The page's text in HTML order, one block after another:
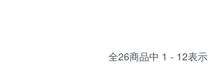
全26商品中 1 - 12表示